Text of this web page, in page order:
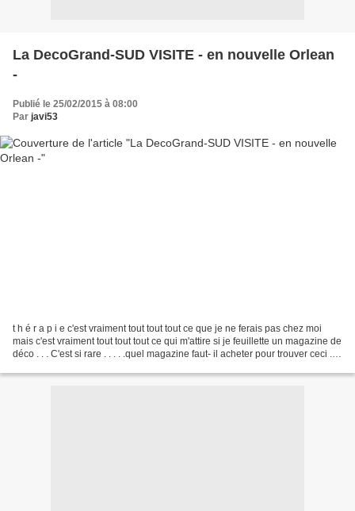
La DecoGrand-SUD VISITE - en nouvelle Orlean
-
Publié le 25/02/2015 à 08:00
Par javi53
t h é r a p i e c'est vraiment tout tout tout ce que je ne ferais pas chez moi
mais c'est vraiment tout tout tout ce qui m'attire si je feuillette un magazine de
déco . . . C'est si rare . . . . .quel magazine faut- il acheter pour trouver ceci . .